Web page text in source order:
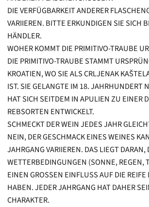
DIE VERFÜGBARKEIT ANDERER
ARIIEREN. BITTE ERKUNDIGEN SIE SICH
ÄNDLER.
WOHER KOMMT DIE PRIMITIVO-TRAUBE
DIE PRIMITIVO-TRAUBE STAMMT
KROATIEN, WO SIE ALS CRLJENAK
IST. SIE GELANGTE IM 18. JAHRHUNDERT
HAT SICH SEITDEM IN APULIEN ZU EINER
REBSORTEN ENTWICKELT.
SCHMECKT DER WEIN JEDES JAHR
NEIN, DER GESCHMACK EINES WEINES
JAHRGANG VARIIEREN. DAS LIEGT DARAN,
WETTERBEDINGUNGEN (SONNE, REGEN,
EINEN GROSSEN EINFLUSS AUF DIE REIFE
ABEN. JEDER JAHRGANG HAT DAHER
HARAKTER.